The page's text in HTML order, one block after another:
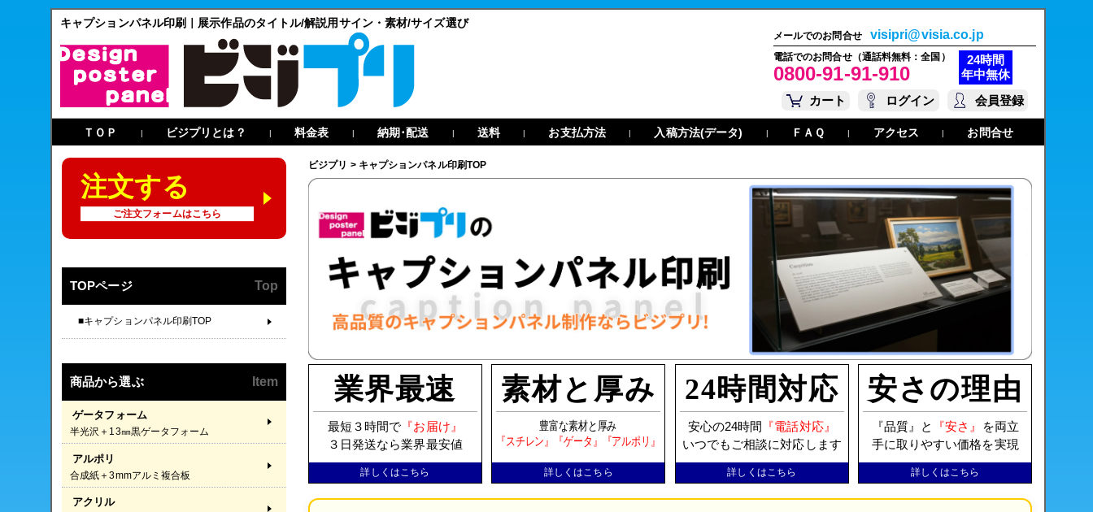
キャプションパネル印刷｜展示作品のタイトル/解説用サイン・素材/サイズ選び
メールでのお問合せ visipri@visia.co.jp
電話でのお問合せ（通話料無料：全国）
0800-91-91-910
24時間
年中無休
カート
ログイン 会員登録
ＴＯＰ | ビジプリとは？ | 料金表 | 納期･配送 | 送料 | お支払方法 | 入稿方法(データ) | ＦＡＱ | アクセス | お問合せ
ビジプリ > キャプションパネル印刷TOP
業界最速
最短３時間で 『お届け』
３日発送なら業界最安値
詳しくはこちら
素材と厚み
豊富な素材と厚み
『スチレン』『ゲータ』『アルポリ』
詳しくはこちら
24時間対応
安心の24時間 『電話対応』
いつでもご相談に対応します
詳しくはこちら
安さの理由
『品質』と 『安さ』
を両立
手に取りやすい価格を実現
詳しくはこちら
注文する
ご注文フォームはこちら
TOPページ Top
■キャプションパネル印刷TOP
商品から選ぶ Item
ゲータフォーム
半光沢＋13㎜黒ゲータフォーム
アルポリ
合成紙＋3mmアルミ複合板
アクリル